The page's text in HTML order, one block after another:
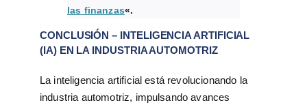
las finanzas«.
CONCLUSIÓN – INTELIGENCIA ARTIFICIAL
(IA) EN LA INDUSTRIA AUTOMOTRIZ
La inteligencia artificial está revolucionando la
industria automotriz, impulsando avances